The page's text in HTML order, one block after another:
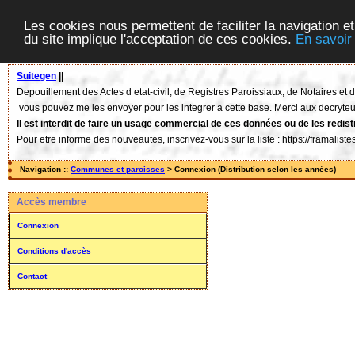
Les cookies nous permettent de faciliter la navigation
du site implique l'acceptation de ces cookies. En
Suitegen
Depouillement des Actes d etat-civil, de Registres Paroissiaux, de Notaires
vous pouvez me les envoyer pour les integrer a cette base. Merci aux
Il est interdit de faire un usage commercial de ces données ou de les
Pour etre informe des nouveautes, inscrivez-vous sur la liste : https://
Navigation :: Communes et paroisses > Connexion (Distribution selon les années)
Accès membre
Connexion
Conditions d'accès
Contact